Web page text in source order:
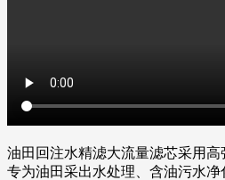
油田回注水精滤大流量滤芯采用高
专为油田采出水处理、含油污水